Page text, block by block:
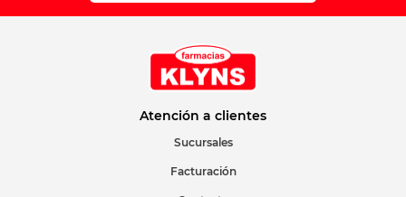
Atención a clientes
Sucursales
Facturación